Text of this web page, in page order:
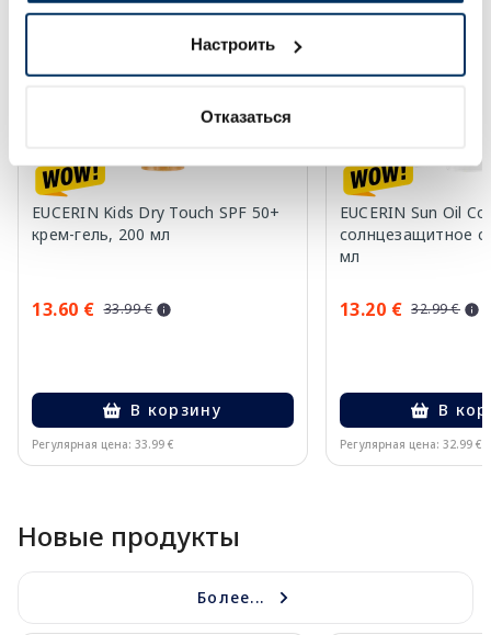
Настроить
Отказаться
-60%
EUCERIN Kids Dry Touch SPF 50+
крем-гель, 200 мл
13.60 € 33.99 €
В корзину
Регулярная цена: 33.99 €
-60%
EUCERIN Sun Oil
солнцезащитное
мл
13.20 € 32.99 €
В
Регулярная цена: 32.99 €
Новые продукты
Более...